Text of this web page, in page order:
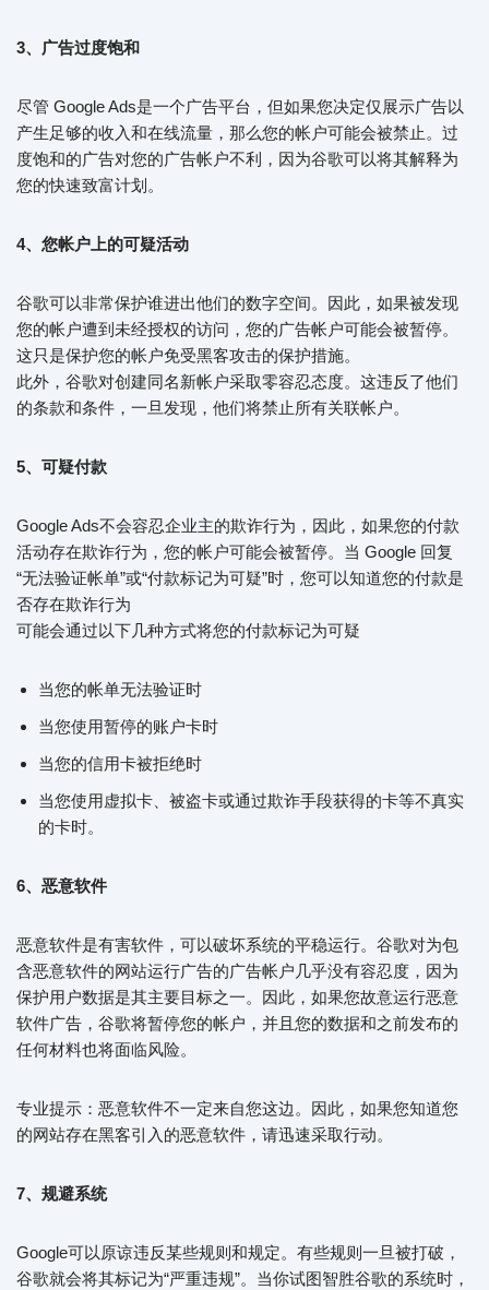
3、广告过度饱和
尽管 Google Ads是一个广告平台，但如果您决定仅展示广告以
产生足够的收入和在线流量，那么您的帐户可能会被禁止。过
度饱和的广告对您的广告帐户不利，因为谷歌可以将其解释为
您的快速致富计划。
4、您帐户上的可疑活动
谷歌可以非常保护谁进出他们的数字空间。因此，如果被发现
您的帐户遭到未经授权的访问，您的广告帐户可能会被暂停。
这只是保护您的帐户免受黑客攻击的保护措施。
此外，谷歌对创建同名新帐户采取零容忍态度。这违反了他们
的条款和条件，一旦发现，他们将禁止所有关联帐户。
5、可疑付款
Google Ads不会容忍企业主的欺诈行为，因此，如果您的付款
活动存在欺诈行为，您的帐户可能会被暂停。当 Google 回复
“无法验证帐单”或“付款标记为可疑”时，您可以知道您的付款是
否存在欺诈行为
可能会通过以下几种方式将您的付款标记为可疑
当您的帐单无法验证时
当您使用暂停的账户卡时
当您的信用卡被拒绝时
当您使用虚拟卡、被盗卡或通过欺诈手段获得的卡等不真实
的卡时。
6、恶意软件
恶意软件是有害软件，可以破坏系统的平稳运行。谷歌对为包
含恶意软件的网站运行广告的广告帐户几乎没有容忍度，因为
保护用户数据是其主要目标之一。因此，如果您故意运行恶意
软件广告，谷歌将暂停您的帐户，并且您的数据和之前发布的
任何材料也将面临风险。
专业提示：恶意软件不一定来自您这边。因此，如果您知道您
的网站存在黑客引入的恶意软件，请迅速采取行动。
7、规避系统
Google可以原谅违反某些规则和规定。有些规则一旦被打破，
谷歌就会将其标记为“严重违规”。当你试图智胜谷歌的系统时，